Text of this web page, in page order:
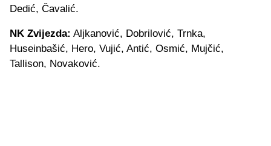
Dedić, Čavalić.
NK Zvijezda: Aljkanović, Dobrilović, Trnka,
Huseinbašić, Hero, Vujić, Antić, Osmić, Mujčić,
Tallison, Novaković.